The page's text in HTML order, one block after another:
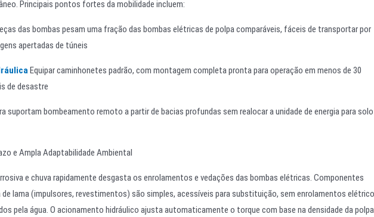
Principais pontos fortes da mobilidade incluem:
das bombas pesam uma fração das bombas elétricas de polpa comparáveis, fáceis de transportar por
apertadas de túneis
Equipar caminhonetes padrão, com montagem completa pronta para operação em menos de 30
de desastre
suportam bombeamento remoto a partir de bacias profundas sem realocar a unidade de energia para solo
e Ampla Adaptabilidade Ambiental
e chuva rapidamente desgasta os enrolamentos e vedações das bombas elétricas. Componentes
de lama (impulsores, revestimentos) são simples, acessíveis para substituição, sem enrolamentos
pela água. O acionamento hidráulico ajusta automaticamente o torque com base na densidade da